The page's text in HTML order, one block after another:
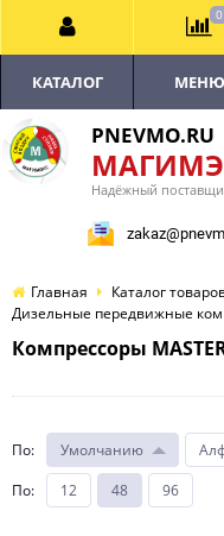
PNEVMO.RU
Надёжный
КАТАЛОГ МЕНЮ
Главная Каталог
Дизельные передвижные
Компрессоры
По: Умолчанию
По: 12 48 96
0